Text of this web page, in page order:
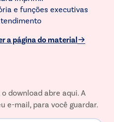
e funções executivas
a página do material
download abre aqui. A
e-mail, para você guardar.